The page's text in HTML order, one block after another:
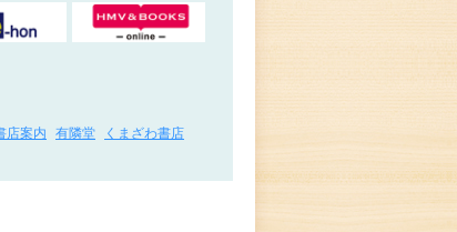
店案内 有隣堂
くまざわ書店